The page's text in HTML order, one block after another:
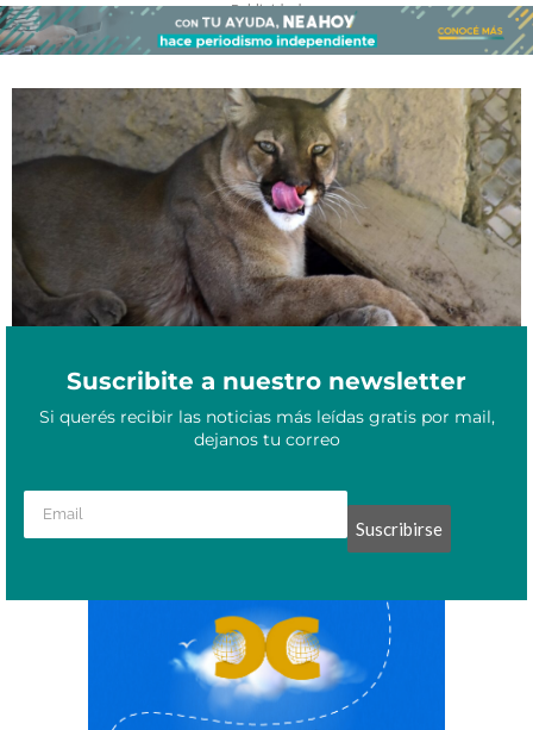
- Publicidad -
Formosa se prepara para la temporada invernal: reabrió la
Reserva Guaycolec
Junio 22, 2024
Suscribite a nuestro newsletter
Si querés recibir las noticias más leídas gratis por mail,
dejanos tu correo
Suscribirse